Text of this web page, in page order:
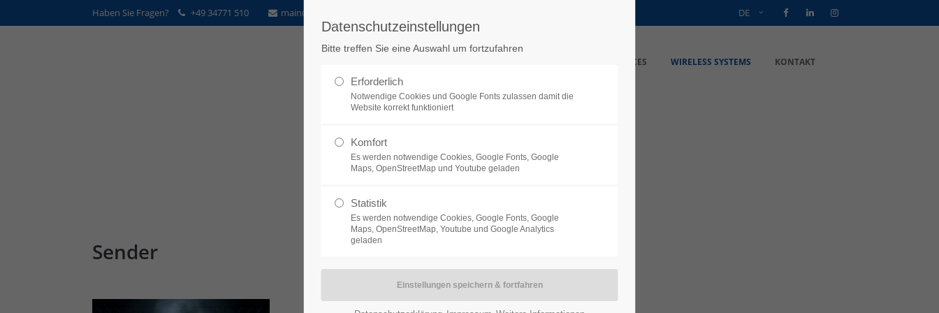
DE
Haben Sie Fragen? +49 34771 510 main@vtq.de
ELECTRONIC MANUFACTURING SERVICES WIRELESS SYSTEMS KONTAKT
VTQ -Analoge Funksysteme
Sender
Datenschutzeinstellungen
Bitte treffen Sie eine Auswahl um fortzufahren
Erforderlich
Notwendige Cookies und Google Fonts zulassen damit die
Website korrekt funktioniert
Komfort
Es werden notwendige Cookies, Google Fonts, Google
Maps, OpenStreetMap und Youtube geladen
Statistik
Es werden notwendige Cookies, Google Fonts, Google
Maps, OpenStreetMap, Youtube und Google Analytics
geladen